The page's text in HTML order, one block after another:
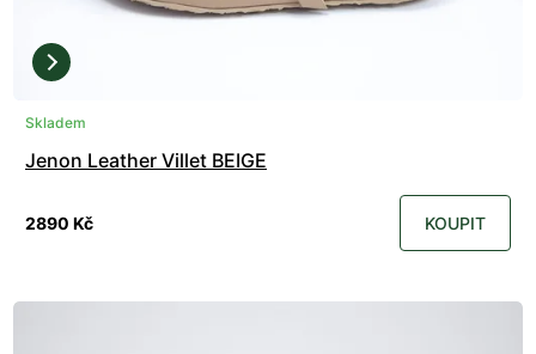
Skladem
Jenon Leather Villet BEIGE
2890 Kč KOUPIT